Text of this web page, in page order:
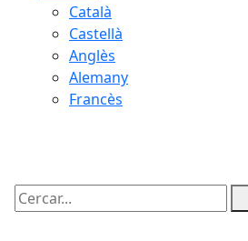
Català
Castellà
Anglès
Alemany
Francès
Cercar: